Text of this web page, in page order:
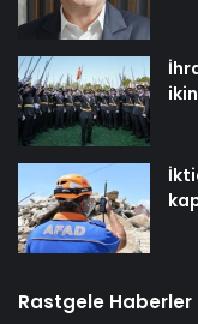
Rastgele Haberler